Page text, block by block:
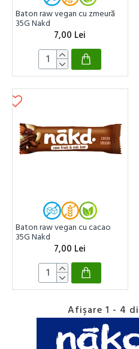
Baton raw vegan cu zmeură
35G Nakd
7,00 Lei
Baton raw vegan cu cacao
35G Nakd
7,00 Lei
Afişare 1 - 4